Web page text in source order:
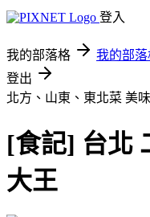
登入
我的部落格 我的部
登出
北方、山東、東北菜 美
[食記] 台北
大王